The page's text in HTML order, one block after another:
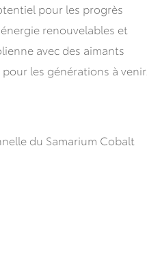
pour les progrès
renouvelables et
avec des aimants
les générations à venir.
du Samarium Cobalt